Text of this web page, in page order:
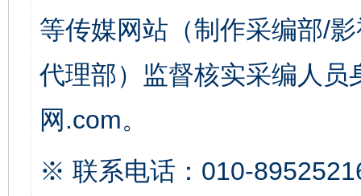
等传媒网站（制作采编部/
代理部）监督核实采编人员
网.com。
※ 联系电话：010-
东山县通报“牛蛙产品抗生素超标问题” 法